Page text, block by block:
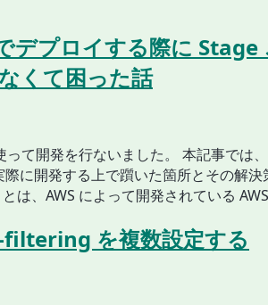
デプロイする際に
くて困った話
って開発を行ないました。 本記事では
に開発する上で躓いた箇所とその解決
は、AWS によって開発されている
を複数設定する